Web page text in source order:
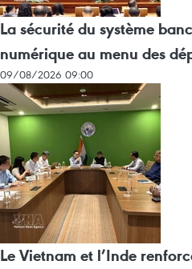
La sécurité du système
numérique au menu des
09/08/2026 09:00
Le Vietnam et l’Inde